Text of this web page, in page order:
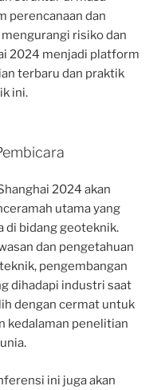
perencanaan dan
risiko dan
2024 menjadi platform
terbaru dan praktik
ini.
2024 akan
utama yang
di bidang geoteknik.
dan pengetahuan
pengembangan
dihadapi industri saat
dengan cermat untuk
kedalaman penelitian
ini juga akan